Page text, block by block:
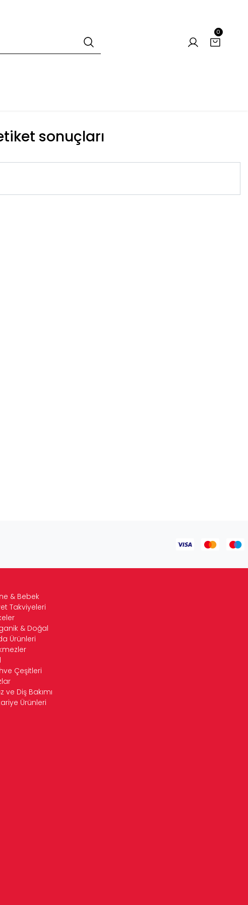
0
sonuçları
& Bebek
Takviyeleri
& Doğal
Ürünleri
Çeşitleri
ve Diş Bakımı
Ürünleri